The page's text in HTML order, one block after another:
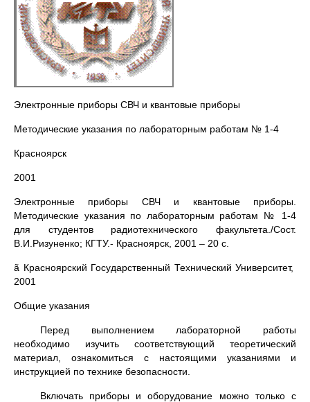
Электронные приборы СВЧ и квантовые приборы
Методические указания по лабораторным работам № 1-4
Красноярск
2001
Электронные приборы СВЧ и квантовые приборы.
Методические указания по лабораторным работам № 1-4
для студентов радиотехнического факультета./Сост.
В.И.Ризуненко; КГТУ.- Красноярск, 2001 – 20 с.
ã Красноярский Государственный Технический Университет,
2001
Общие указания
Перед выполнением лабораторной работы
необходимо изучить соответствующий теоретический
материал, ознакомиться с настоящими указаниями и
инструкцией по технике безопасности.
Включать приборы и оборудование можно только с